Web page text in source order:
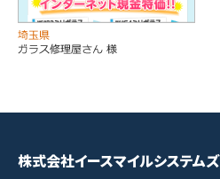
株式会社イースマイルシステムズ